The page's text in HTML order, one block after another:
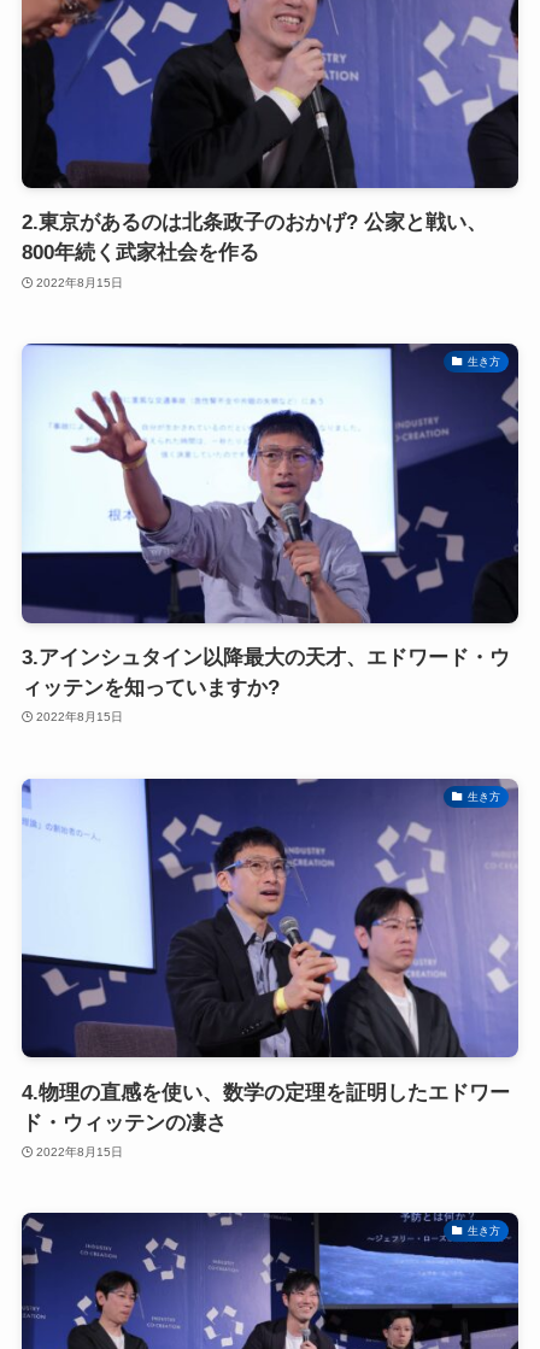
2.東京があるのは北条政子のおかげ? 公家と戦い、
800年続く武家社会を作る
2022年8月15日
生き方
3.アインシュタイン以降最大の天才、エドワード・ウ
ィッテンを知っていますか?
2022年8月15日
生き方
4.物理の直感を使い、数学の定理を証明したエドワー
ド・ウィッテンの凄さ
2022年8月15日
生き方